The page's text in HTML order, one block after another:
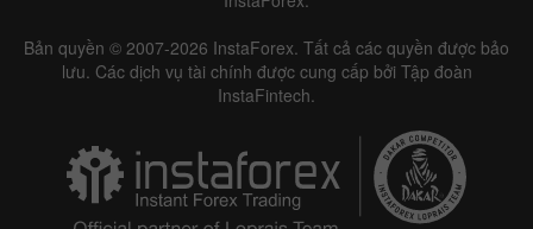
Bản quyền © 2007-2026 InstaForex. Tất cả các quyền được bảo
lưu. Các dịch vụ tài chính được cung cấp bởi Tập đoàn
InstaFintech.